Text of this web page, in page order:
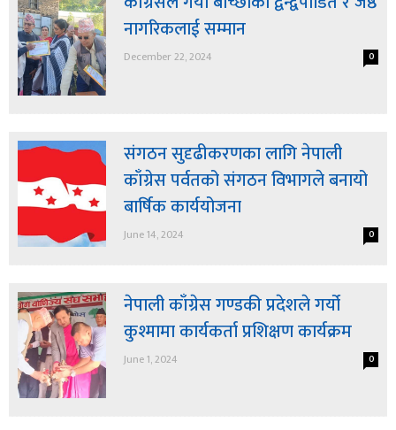
नागरिकलाई सम्मान
December 22, 2024 0
संगठन सुदृढीकरणका लागि नेपाली
काँग्रेस पर्वतको संगठन विभागले बनायो
बार्षिक कार्ययोजना
June 14, 2024 0
नेपाली काँग्रेस गण्डकी प्रदेशले गर्यो
कुश्मामा कार्यकर्ता प्रशिक्षण कार्यक्रम
June 1, 2024 0